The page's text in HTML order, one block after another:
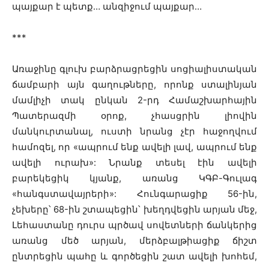
պայքար է պետք… անզիջում պայքար…
***
Առաջինը գլուխ բարձրացրեցին սոցիալիստական
ճամբարի այն գաղութները, որոնք ստալինյան
մամլիչի տակ ընկան 2-րդ Համաշխարհային
Պատերազմի օրոք, չհասցրին լիովին
մանկուրտանալ, ուստի նրանց չէր հաջողվում
համոզել, որ «ապրում ենք ավելի լավ, ապրում ենք
ավելի ուրախ»: Նրանք տեսել էին ավելի
բարեկեցիկ կյանք, առանց ԿԳԲ-Գուլագ
«հանգստավայրերի»: Հունգարացիք 56-ին,
չեխերը՝ 68-ին շտապեցին՝ խեղդվեցին արյան մեջ,
Լեհաստանը դուրս պրծավ սովետների ճանկերից
առանց մեծ արյան, մերձբալթիացիք ճիշտ
ընտրեցին պահը և գործեցին շատ ավելի խոհեմ,